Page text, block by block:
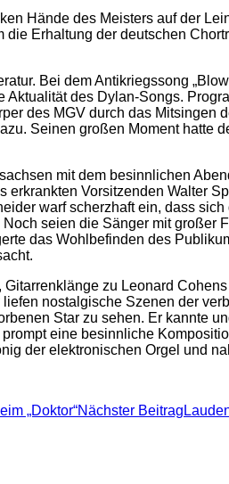
Hände des Meisters auf der
Erhaltung der deutschen
Bei dem Antikriegssong
des Dylan-Songs.
des MGV durch das
Seinen großen Moment hatte
mit dem besinnlichen
Vorsitzenden Walter
warf scherzhaft ein, dass
seien die Sänger mit
das Wohlbefinden des
zu Leonard
nostalgische Szenen der
Star zu sehen. Er kannte
eine besinnliche
der elektronischen Orgel und
„Doktor“Nächster Beitrag